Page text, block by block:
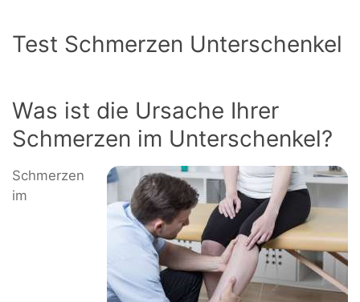
Test Schmerzen Unterschenkel
Was ist die Ursache Ihrer
Schmerzen im Unterschenkel?
Schmerzen
im